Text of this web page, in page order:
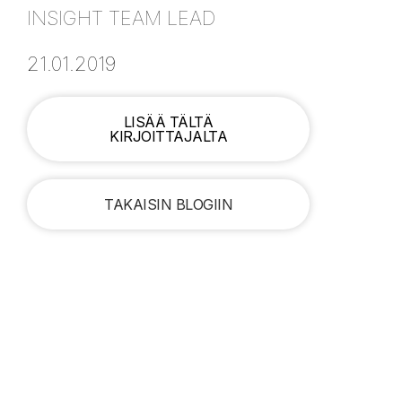
INSIGHT TEAM LEAD
21.01.2019
LISÄÄ TÄLTÄ
KIRJOITTAJALTA
TAKAISIN BLOGIIN